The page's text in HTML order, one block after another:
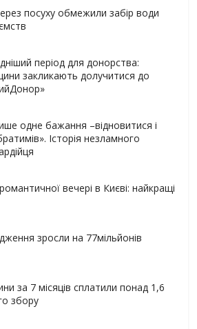
посуху обмежили забір води
період для донорства:
закликають долучитися до
одне бажання –відновитися і
Історія незламного
вечері в Києві: найкращі
зросли на 77мільйонів
за 7 місяців сплатили понад 1,6
збору